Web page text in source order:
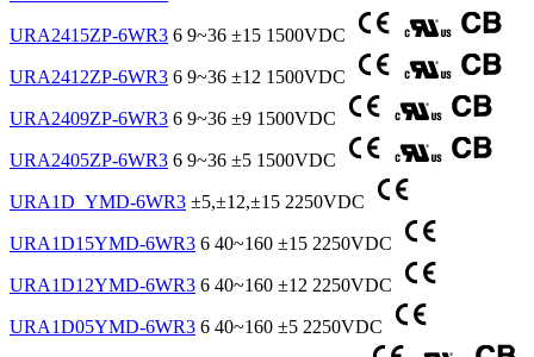
URA2415ZP-6WR3 6 9~36 ±15 1500VDC
URA2412ZP-6WR3 6 9~36 ±12 1500VDC
URA2409ZP-6WR3 6 9~36 ±9 1500VDC
URA2405ZP-6WR3 6 9~36 ±5 1500VDC
URA1D_YMD-6WR3 ±5,±12,±15 2250VDC
URA1D15YMD-6WR3 6 40~160 ±15 2250VDC
URA1D12YMD-6WR3 6 40~160 ±12 2250VDC
URA1D05YMD-6WR3 6 40~160 ±5 2250VDC